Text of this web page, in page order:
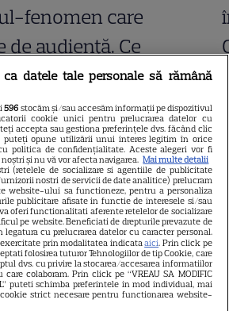
fenomen care
audiență. Ce
Sezonul 2
PARTENERI
Horoscop 3 august 2026.
Gemenii primesc vești
contradictorii
datele tale personale să rămână
596 stocăm și/sau accesăm informații pe dispozitivul
cookie unici pentru prelucrarea datelor cu
accepta sau gestiona preferințele dvs. făcând clic
puteți opune utilizării unui interes legitim în orice
politica de confidențialitate. Aceste alegeri vor fi
și nu vă vor afecta navigarea. Mai multe detalii
(retelele de socializare si agentiile de publicitate
nostri de servicii de date analitice) prelucram
website-ului sa functioneze, pentru a personaliza
publicitare afisate in functie de interesele si/sau
oferi functionalitati aferente retelelor de socializare
pe website. Beneficiati de drepturile prevazute de
legatura cu prelucrarea datelor cu caracter personal.
prin modalitatea indicataaici. Prin click pe
folosirea tuturor Tehnologiilor de tip Cookie, care
dvs. cu privire la stocarea/accesarea informatiilor
colaboram. Prin click pe “VREAU SA MODIFIC
puteti schimba preferintele in mod individual, mai
strict necesare pentru functionarea website-